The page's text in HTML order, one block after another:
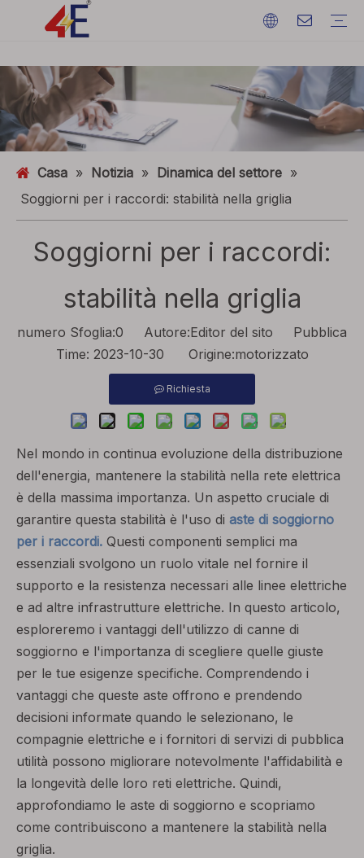
Casa » Notizia » Dinamica del settore »
Soggiorni per i raccordi: stabilità nella griglia
Soggiorni per i raccordi:
stabilità nella griglia
numero Sfoglia:0 Autore:Editor del sito Pubblica
Time: 2023-10-30 Origine:motorizzato
Richiesta
Nel mondo in continua evoluzione della distribuzione
dell'energia, mantenere la stabilità nella rete elettrica
è della massima importanza. Un aspetto cruciale di
garantire questa stabilità è l'uso di aste di soggiorno
per i raccordi. Questi componenti semplici ma
essenziali svolgono un ruolo vitale nel fornire il
supporto e la resistenza necessari alle linee elettriche
e ad altre infrastrutture elettriche. In questo articolo,
esploreremo i vantaggi dell'utilizzo di canne di
soggiorno e l'importanza di scegliere quelle giuste
per le tue esigenze specifiche. Comprendendo i
vantaggi che queste aste offrono e prendendo
decisioni informate quando le selezionano, le
compagnie elettriche e i fornitori di servizi di pubblica
utilità possono migliorare notevolmente l'affidabilità e
la longevità delle loro reti elettriche. Quindi,
approfondiamo le aste di soggiorno e scopriamo
come contribuiscono a mantenere la stabilità nella
griglia.